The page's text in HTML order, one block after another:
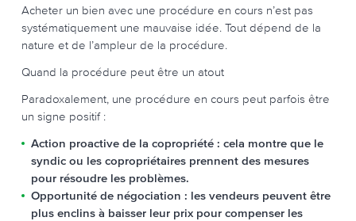
Acheter un bien avec une procédure en cours n’est pas
systématiquement une mauvaise idée. Tout dépend de la
nature et de l’ampleur de la procédure.
Quand la procédure peut être un atout
Paradoxalement, une procédure en cours peut parfois être
un signe positif :
Action proactive de la copropriété : cela montre que le
syndic ou les copropriétaires prennent des mesures
pour résoudre les problèmes.
Opportunité de négociation : les vendeurs peuvent être
plus enclins à baisser leur prix pour compenser les